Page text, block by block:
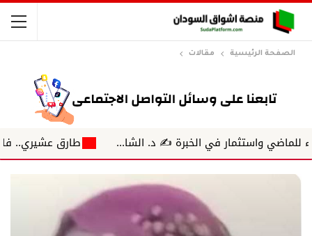
الصفحة الرئيسية مقالات
في الخبرة ✍️ د. الشا... طارق عشيري.. فارس